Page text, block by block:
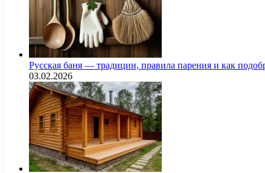
Русская баня — традиции, правила парения и как
03.02.2026